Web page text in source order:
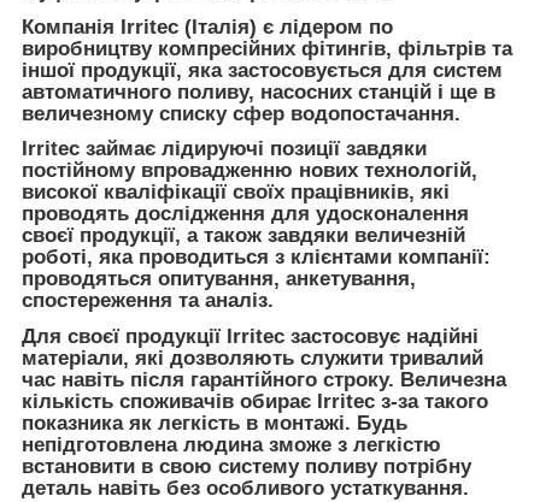
Компанія Irritec (Італія) є лідером по
виробництву компресійних фітингів, фільтрів та
іншої продукції, яка застосовується для систем
автоматичного поливу, насосних станцій і ще в
величезному списку сфер водопостачання.
Irritec займає лідируючі позиції завдяки
постійному впровадженню нових технологій,
високої кваліфікації своїх працівників, які
проводять дослідження для удосконалення
своєї продукції, а також завдяки величезній
роботі, яка проводиться з клієнтами компанії:
проводяться опитування, анкетування,
спостереження та аналіз.
Для своєї продукції Irritec застосовує надійні
матеріали, які дозволяють служити тривалий
час навіть після гарантійного строку. Величезна
кількість споживачів обирає Irritec з-за такого
показника як легкість в монтажі. Будь
непідготовлена людина зможе з легкістю
встановити в свою систему поливу потрібну
деталь навіть без особливого устаткування.